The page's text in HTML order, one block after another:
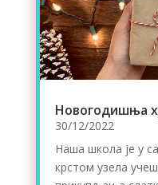
Новогодишња
30/12/2022
Наша школа је у
крстом узела